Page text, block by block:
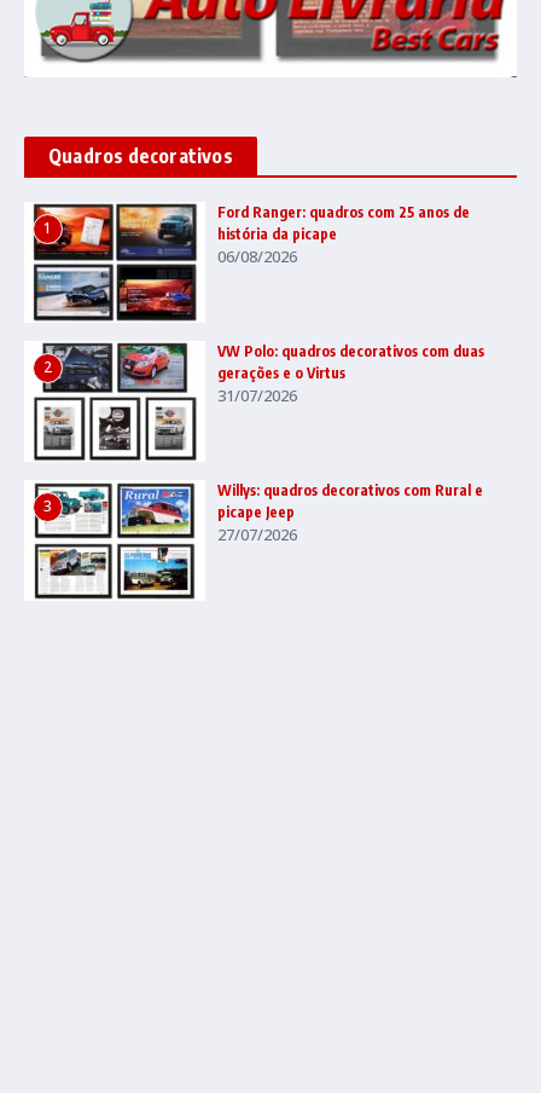
Quadros decorativos
1
Ford Ranger: quadros com 25 anos de
história da picape
06/08/2026
2
VW Polo: quadros decorativos com duas
gerações e o Virtus
31/07/2026
3
Willys: quadros decorativos com Rural e
picape Jeep
27/07/2026